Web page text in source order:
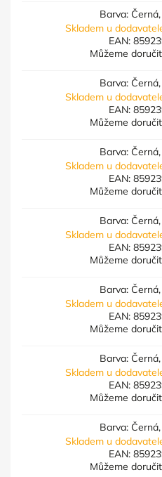
Barva:
Skladem u
EAN:
Můžeme
Barva:
Skladem u
EAN:
Můžeme
Barva:
Skladem u
EAN:
Můžeme
Barva:
Skladem u
EAN:
Můžeme
Barva:
Skladem u
EAN:
Můžeme
Barva:
Skladem u
EAN:
Můžeme
Barva:
Skladem u
EAN:
Můžeme